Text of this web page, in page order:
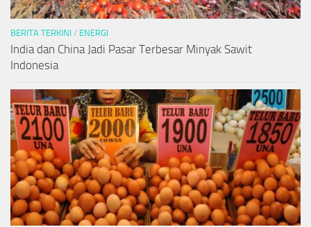
BERITA TERKINI / ENERGI
India dan China Jadi Pasar Terbesar Minyak Sawit
Indonesia